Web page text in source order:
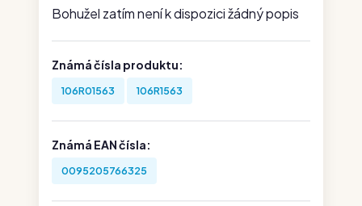
Bohužel zatím není k dispozici žádný popis
Známá čísla produktu:
106R01563 106R1563
Známá EAN čísla:
0095205766325